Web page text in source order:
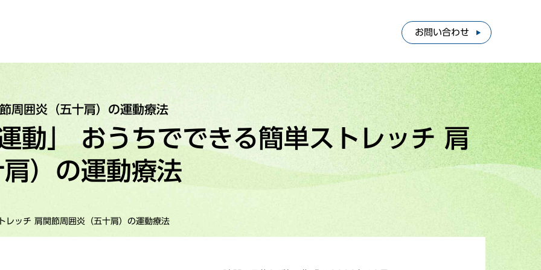
お問い合わせ
周囲炎（五十肩）の運動療法
動」 おうちでできる簡単ストレッチ 肩
）の運動療法
レッチ 肩関節周囲炎（五十肩）の運動療法